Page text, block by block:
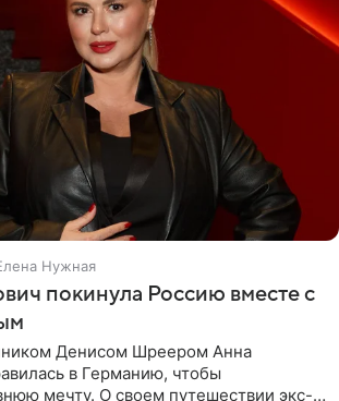
Нужная
покинула Россию вместе с
Денисом Шреером Анна
в Германию, чтобы
мечту. О своем путешествии экс-